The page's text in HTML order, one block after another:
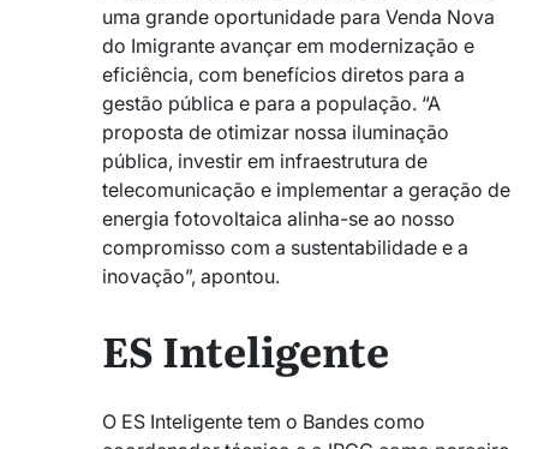
uma grande oportunidade para Venda Nova
do Imigrante avançar em modernização e
eficiência, com benefícios diretos para a
gestão pública e para a população. “A
proposta de otimizar nossa iluminação
pública, investir em infraestrutura de
telecomunicação e implementar a geração de
energia fotovoltaica alinha-se ao nosso
compromisso com a sustentabilidade e a
inovação”, apontou.
ES Inteligente
O ES Inteligente tem o Bandes como